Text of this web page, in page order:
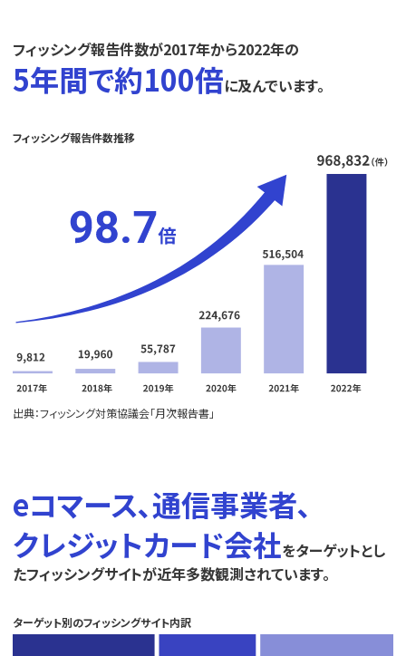
フィッシング報告件数が2017年から2022年の
5年間で約100倍に及んでいます。
フィッシング報告件数推移
出典：フィッシング対策協議会「月次報告書」
eコマース､通信事業者､
クレジットカード会社をターゲットとし
たフィッシングサイトが近年多数観測されています。
ターゲット別のフィッシングサイト内訳